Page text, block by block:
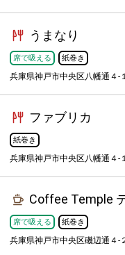
うまなり
席で吸える 紙巻き
兵庫県神戸市中央区八幡通４-
ファブリカ
紙巻き
兵庫県神戸市中央区八幡通４-
Coffee Temple
席で吸える 紙巻き
兵庫県神戸市中央区磯辺通４-